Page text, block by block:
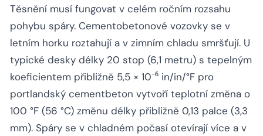
Těsnění musí fungovat v celém ročním rozsahu
pohybu spáry. Cementobetonové vozovky se v
letním horku roztahují a v zimním chladu smršťují. U
typické desky délky 20 stop (6,1 metru) s tepelným
koeficientem přibližně 5,5 × 10⁻⁶ in/in/°F pro
portlandský cementbeton vytvoří teplotní změna o
100 °F (56 °C) změnu délky přibližně 0,13 palce (3,3
mm). Spáry se v chladném počasí otevírají více a v